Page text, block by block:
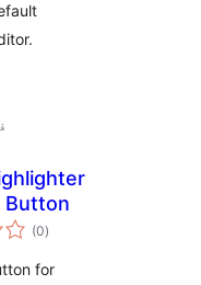
Button
(0مجموعی
درجہ
)
for